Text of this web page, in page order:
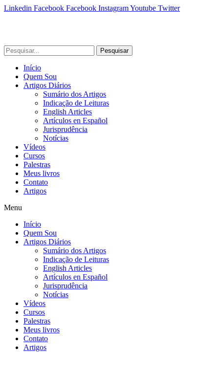
Linkedin Facebook Facebook InstagramYoutube Twitter
Pesquisar
Início
Quem Sou
Artigos Diários
Sumário dos Artigos
Indicação de Leituras
English Articles
Artículos en Español
Jurisprudência
Notícias
Vídeos
Cursos
Palestras
Meus livros
Contato
Artigos
Menu
Início
Quem Sou
Artigos Diários
Sumário dos Artigos
Indicação de Leituras
English Articles
Artículos en Español
Jurisprudência
Notícias
Vídeos
Cursos
Palestras
Meus livros
Contato
Artigos